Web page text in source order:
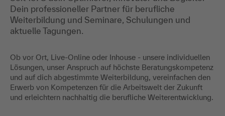
Dein professioneller Partner für berufliche
Weiterbildung und Seminare, Schulungen und
aktuelle Tagungen.
Ob vor Ort, Live-Online oder Inhouse - unsere individuellen
Lösungen, unser Anspruch auf höchste Beratungskompetenz
und auf dich abgestimmte Weiterbildung, vereinfachen den
Erwerb von Kompetenzen für die Arbeitswelt der Zukunft
und erleichtern nachhaltig die berufliche Weiterentwicklung.